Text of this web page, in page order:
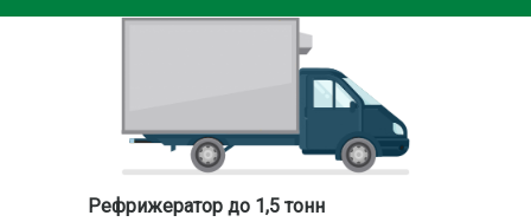
Рефрижератор до 1,5 тонн